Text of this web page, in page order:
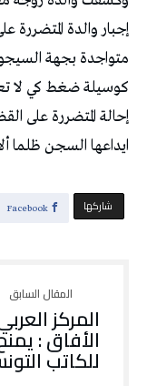
إجبار والدة
متواجدة بجهة
كوسيلة ضغط كي لا
إحالة المتضررة على
ايداعها السجن ظلما
‫‫ شاركها‬ Facebook
المركز
الأفاق :
للكاتب